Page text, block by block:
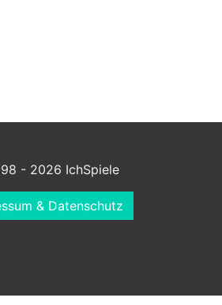
- 2026 IchSpiele
& Datenschutz